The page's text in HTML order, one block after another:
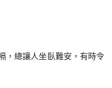
，總讓人坐臥難安，有時令